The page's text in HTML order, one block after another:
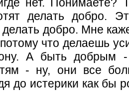
делать добро.
добро. Мне
что делаешь
А быть добрым
- ну, они все
до истерики как бы